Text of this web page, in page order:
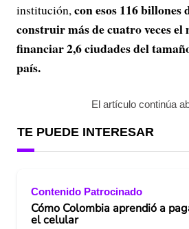
institución,con esos 116 billones
construir más de cuatro veces el
financiar 2,6 ciudades del
país.
El artículo continúa
TE PUEDE INTERESAR
Contenido Patrocinado
Cómo Colombia aprendió a
el celular